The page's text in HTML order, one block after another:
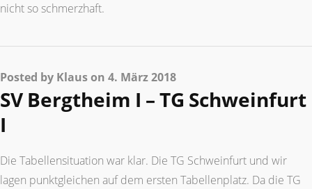
nicht so schmerzhaft.
Posted by Klaus on 4. März 2018
SV Bergtheim I – TG Schweinfurt
I
Die Tabellensituation war klar. Die TG Schweinfurt und wir
lagen punktgleichen auf dem ersten Tabellenplatz. Da die TG